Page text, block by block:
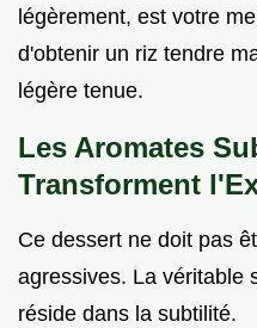
légèrement, est votre
d'obtenir un riz tendre
légère tenue.
Les Aromates
Transforment
Ce dessert ne doit pas
agressives. La véritable
réside dans la subtilité.